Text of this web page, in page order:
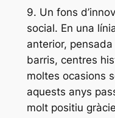
9. Un fons
social. En una
anterior, pensada
barris, centres
moltes ocasions
aquests anys
molt positiu